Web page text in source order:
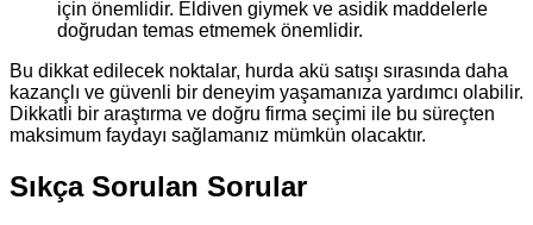
için önemlidir. Eldiven giymek ve asidik maddelerle
doğrudan temas etmemek önemlidir.
Bu dikkat edilecek noktalar, hurda akü satışı sırasında daha
kazançlı ve güvenli bir deneyim yaşamanıza yardımcı olabilir.
Dikkatli bir araştırma ve doğru firma seçimi ile bu süreçten
maksimum faydayı sağlamanız mümkün olacaktır.
Sıkça Sorulan Sorular